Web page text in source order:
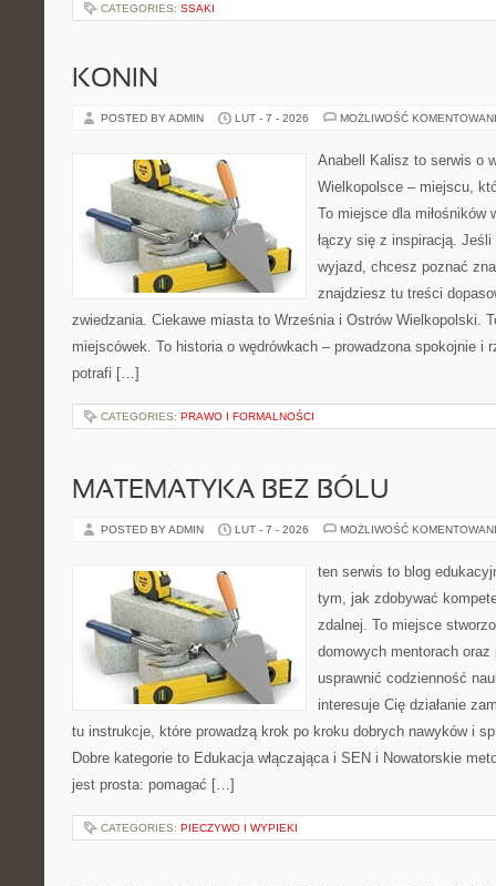
CATEGORIES: SSAKI
KONIN
POSTED BY ADMIN LUT - 7 - 2026 MOŻLIWOŚĆ
Anabell Kalisz to serwis o
Wielkopolsce – miejscu,
To miejsce dla miłośników
łączy się z inspiracją.
wyjazd, chcesz poznać
znajdziesz tu treści
zwiedzania. Ciekawe miasta to Września i Ostrów Wielkopolski.
miejscówek. To historia o wędrówkach – prowadzona spokojnie i
potrafi […]
CATEGORIES: PRAWO I FORMALNOŚCI
MATEMATYKA BEZ BÓLU
POSTED BY ADMIN LUT - 7 - 2026 MOŻLIWOŚĆ
ten serwis to blog
tym, jak zdobywać
zdalnej. To miejsce
domowych mentorach
usprawnić codzienność
interesuje Cię działanie
tu instrukcje, które prowadzą krok po kroku dobrych nawyków i
Dobre kategorie to Edukacja włączająca i SEN i Nowatorskie
jest prosta: pomagać […]
CATEGORIES: PIECZYWO I WYPIEKI